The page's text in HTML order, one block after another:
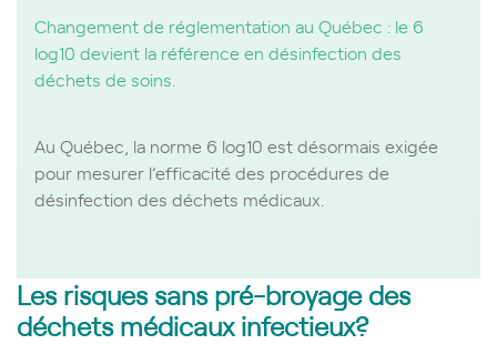
Changement de réglementation au Québec : le 6
log10 devient la référence en désinfection des
déchets de soins.
Au Québec, la norme 6 log10 est désormais exigée
pour mesurer l’efficacité des procédures de
désinfection des déchets médicaux.
Les risques sans pré-broyage des
déchets médicaux infectieux?